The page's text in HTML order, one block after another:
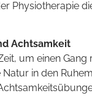
Physiotherapie
Achtsamkeit
um einen
Natur in den